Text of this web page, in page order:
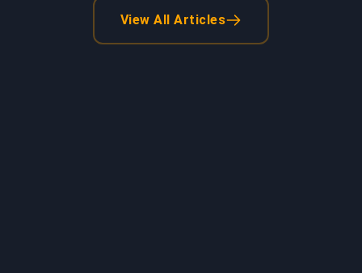
View All Articles